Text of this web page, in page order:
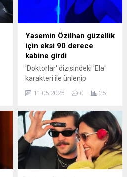
Yasemin Özilhan güzellik
için eksi 90 derece
kabine girdi
'Doktorlar' dizisindeki 'Ela'
karakteri ile ünlenip
ailesine gelin olan Yasemin
kabine girdi.
11.05.2025 0 25